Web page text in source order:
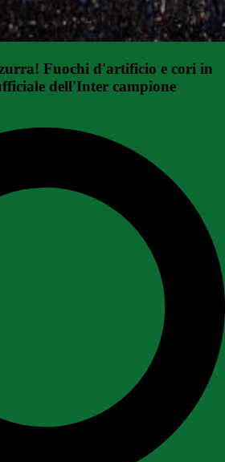
Fuochi d'artificio e cori in
dell'Inter campione